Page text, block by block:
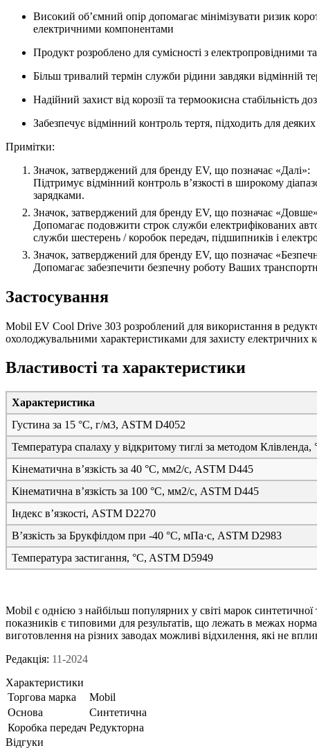
Високий об’ємний опір допомагає мінімізувати ризик
електричними компонентами
Продукт розроблено для сумісності з електропровідними
Більш тривалий термін служби рідини завдяки відмінній
Надійний захист від корозії та термоокисна
Забезпечує відмінний контроль тертя, підходить для
Примітки:
Значок, затверджений для бренду EV, що позначає «Далі»:
Підтримує відмінний контроль в’язкості в широкому
зарядками.
Значок, затверджений для бренду EV, що позначає
Допомагає подовжити строк служби електрифікованих
служби шестерень / коробок передач, підшипників і
Значок, затверджений для бренду EV, що позначає
Допомагає забезпечити безпечну роботу Ваших
Застосування
Mobil EV Cool Drive 303 розроблений для використання в
охолоджувальними характеристиками для захисту електричних
Властивості та характеристики
Характеристика
Густина за 15 °C, г/м3, ASTM D4052
Температура спалаху у відкритому тиглі за методом
Кінематична в’язкість за 40 °C, мм2/с, ASTM D445
Кінематична в’язкість за 100 °C, мм2/с, ASTM D445
Індекс в’язкості, ASTM D2270
В’язкість за Брукфілдом при -40 °C, мПа·с, ASTM D2983
Температура застигання, °C, ASTM D5949
Mobil є однією з найбільш популярних у світі марок синтетичної
показників є типовими для результатів, що лежать в межах
виготовлення на різних заводах можливі відхилення, які не
Редакція: 11-2024
Характеристики
Торгова марка
Mobil
Основа
Синтетична
Коробка передач Редукторна
Відгуки